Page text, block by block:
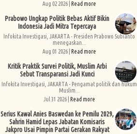
Aug 02 2026 | Read more
Prabowo Ungkap Politik Bebas Aktif Bikin
Indonesia Jadi Mitra Tepercaya
Infokita Investigasi, JAKARTA - Presiden Prabowo Subianto
menegaskan...
Aug 01 2026 | Read more
Kritik Praktik Survei Politik, Muslim Arbi
Sebut Transparansi Jadi Kunci
Infokita Investigasi, JAKARTA - Pengamat politik dan hukum
Muslim...
Jul 31 2026 | Read more
Serius Kawal Anies Baswedan ke Pemilu 2029,
Sahrin Hamid Lepas Jabatan Komisaris
Jakpro Usai Pimpin Partai Gerakan Rakyat